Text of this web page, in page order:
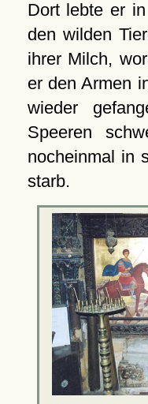
Dort lebte er
den wilden
ihrer Milch,
er den Armen
wieder
Speeren
nocheinmal in
starb.